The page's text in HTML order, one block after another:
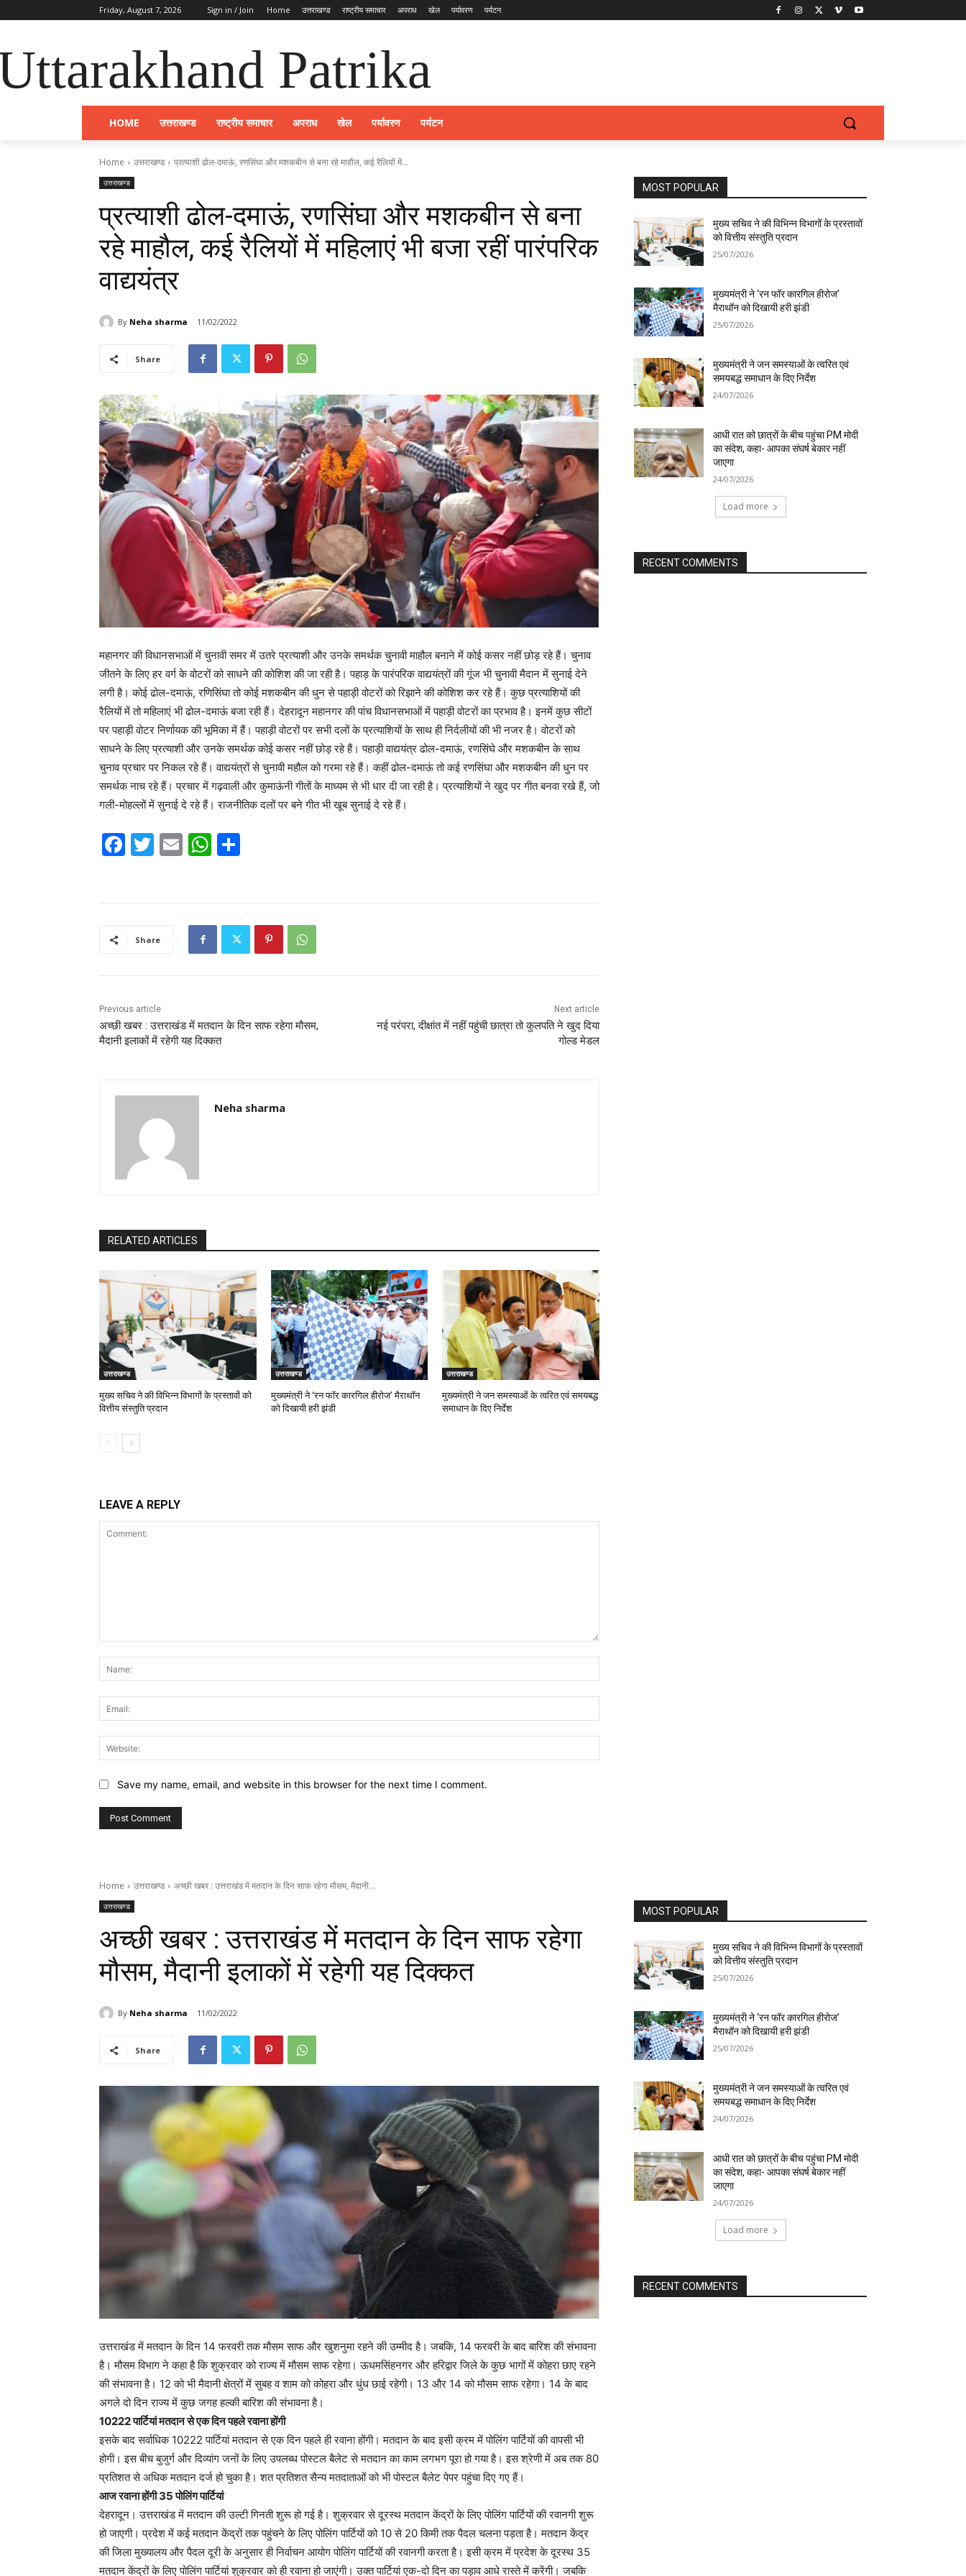
Friday, August 7, 2026 Sign in / Join Home उत्तराखण्ड राष्ट्रीय समाचार अपराध खेल पर्यावरण पर्यटन
Patrika
HOME उत्तराखण्ड राष्ट्रीय समाचार अपराध खेल पर्यावरण पर्यटन
Home उत्तराखण्ड प्रत्याशी ढोल-दमाऊं, रणसिंघा और मशकबीन से बना रहे माहौल, कई रैलियों में...
उत्तराखण्ड
प्रत्याशी ढोल-दमाऊं, रणसिंघा और मशकबीन से बना
रहे माहौल, कई रैलियों में महिलाएं भी बजा रहीं पारंपरिक
वाद्ययंत्र
By Neha sharma 11/02/2022
Share
महानगर की विधानसभाओं में चुनावी समर में उतरे प्रत्याशी और उनके समर्थक चुनावी माहौल बनाने में कोई कसर नहीं छोड़ रहे हैं। चुनाव
जीतने के लिए हर वर्ग के वोटरों को साधने की कोशिश की जा रही है। पहाड़ के पारंपरिक वाद्ययंत्रों की गूंज भी चुनावी मैदान में सुनाई देने
लगी है। कोई ढोल-दमाऊं, रणिसिंघा तो कोई मशकबीन की धुन से पहाड़ी वोटरों को रिझाने की कोशिश कर रहे हैं। कुछ प्रत्याशियों की
रैलियों में तो महिलाएं भी ढोल-दमाऊं बजा रही हैं। देहरादून महानगर की पांच विधानसभाओं में पहाड़ी वोटरों का प्रभाव है। इनमें कुछ सीटों
पर पहाड़ी वोटर निर्णायक की भूमिका में हैं। पहाड़ी वोटरों पर सभी दलों के प्रत्याशियों के साथ ही निर्दलीयों की भी नजर है। वोटरों को
साधने के लिए प्रत्याशी और उनके समर्थक कोई कसर नहीं छोड़ रहे हैं। पहाड़ी वाद्ययंत्र ढोल-दमाऊं, रणसिंघे और मशकबीन के साथ
चुनाव प्रचार पर निकल रहे हैं। वाद्ययंत्रों से चुनावी महौल को गरमा रहे हैं। कहीं ढोल-दमाऊं तो कई रणसिंघा और मशकबीन की धुन पर
समर्थक नाच रहे हैं। प्रचार में गढ़वाली और कुमाऊंनी गीतों के माध्यम से भी धार दी जा रही है। प्रत्याशियों ने खुद पर गीत बनवा रखे हैं, जो
गली-मोहल्लों में सुनाई दे रहे हैं। राजनीतिक दलों पर बने गीत भी खूब सुनाई दे रहे हैं।
F
b
k
T
E
W
A
p
Share
Previous article
अच्छी खबर : उत्तराखंड में मतदान के दिन साफ रहेगा मौसम,
मैदानी इलाकों में रहेगी यह दिक्कत
Next article
नई परंपरा, दीक्षांत में नहीं पहुंची छात्रा तो कुलपति ने खुद दिया
गोल्ड मेडल
Neha sharma
RELATED ARTICLES
उत्तराखण्ड
मुख्य सचिव ने की विभिन्न विभागों के प्रस्तावों को
वित्तीय संस्तुति प्रदान
उत्तराखण्ड
मुख्यमंत्री ने ‘रन फॉर कारगिल हीरोज’ मैराथॉन
को दिखायी हरी झंडी
उत्तराखण्ड
मुख्यमंत्री ने जन समस्याओं के त्वरित एवं समयबद्ध
समाधान के दिए निर्देश
LEAVE A REPLY
Save my name, email, and website in this browser for the next time I comment.
MOST POPULAR
मुख्य सचिव ने की विभिन्न विभागों के प्रस्तावों
को वित्तीय संस्तुति प्रदान
25/07/2026
मुख्यमंत्री ने ‘रन फॉर कारगिल हीरोज’
मैराथॉन को दिखायी हरी झंडी
25/07/2026
मुख्यमंत्री ने जन समस्याओं के त्वरित एवं
समयबद्ध समाधान के दिए निर्देश
24/07/2026
आधी रात को छात्रों के बीच पहुंचा PM मोदी
का संदेश, कहा- आपका संघर्ष बेकार नहीं
जाएगा
24/07/2026
Load more
RECENT COMMENTS